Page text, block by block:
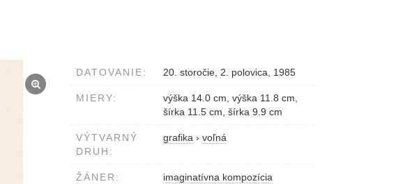
DATOVANIE: 20. storočie, 2. polovica, 1985
MIERY:
výška 14.0 cm, výška 11.8 cm,
šírka 11.5 cm, šírka 9.9 cm
VÝTVARNÝ
DRUH:
grafika › voľná
ŽÁNER: imaginatívna kompozícia